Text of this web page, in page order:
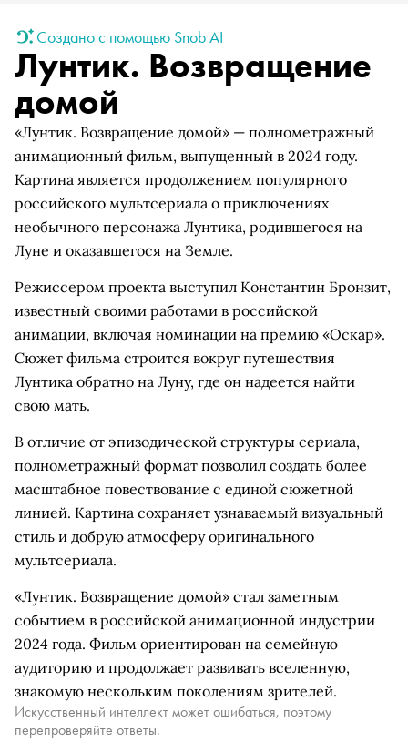
Создано с помощью Snob AI
Лунтик. Возвращение
домой
«Лунтик. Возвращение домой» — полнометражный
анимационный фильм, выпущенный в 2024 году.
Картина является продолжением популярного
российского мультсериала о приключениях
необычного персонажа Лунтика, родившегося на
Луне и оказавшегося на Земле.
Режиссером проекта выступил Константин Бронзит,
известный своими работами в российской
анимации, включая номинации на премию «Оскар».
Сюжет фильма строится вокруг путешествия
Лунтика обратно на Луну, где он надеется найти
свою мать.
В отличие от эпизодической структуры сериала,
полнометражный формат позволил создать более
масштабное повествование с единой сюжетной
линией. Картина сохраняет узнаваемый визуальный
стиль и добрую атмосферу оригинального
мультсериала.
«Лунтик. Возвращение домой» стал заметным
событием в российской анимационной индустрии
2024 года. Фильм ориентирован на семейную
аудиторию и продолжает развивать вселенную,
знакомую нескольким поколениям зрителей.
Искусственный интеллект может ошибаться, поэтому
перепроверяйте ответы.